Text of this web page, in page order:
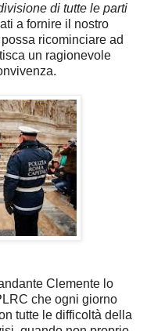
di tutte le parti
a fornire il nostro
ricominciare ad
un ragionevole
Clemente lo
che ogni giorno
tutte le difficoltà della